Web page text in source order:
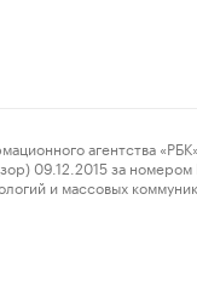
агентства «РБК»
09.12.2015 за
и массовых